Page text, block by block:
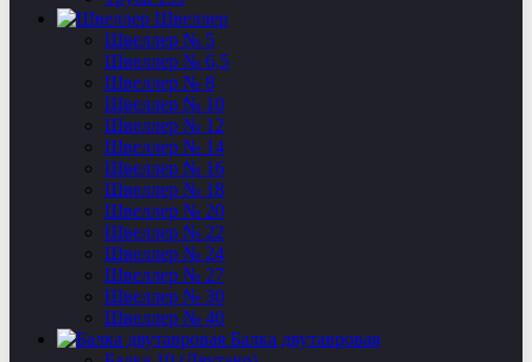
Швеллер
Швеллер № 5
Швеллер № 6,5
Швеллер № 8
Швеллер № 10
Швеллер № 12
Швеллер № 14
Швеллер № 16
Швеллер № 18
Швеллер № 20
Швеллер № 22
Швеллер № 24
Швеллер № 27
Швеллер № 30
Швеллер № 40
Балка двутавровая